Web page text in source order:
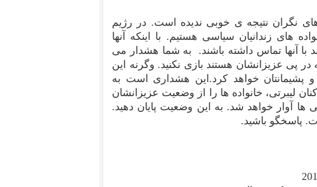
نگران نتیجه ی خوبی ندیده است. در رژیم
های زندانیان سیاسی هستیم. با اینکه آنها
با آنها تماس داشته باشند. به شما هشدار می
در پی عزیزانشان هستند بازی نکنید. وگرنه این
خواهد کرد.این هشداری است به
لیبرتی، خانواده ها را از وضعیت عزیزانشان
ها آوار خواهد شد. به این وضعیت پایان دهید.
پاسخگو باشید.